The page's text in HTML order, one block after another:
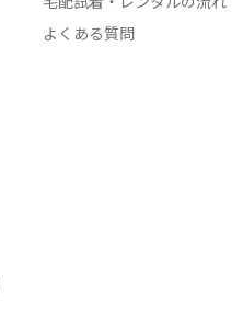
よくある質問